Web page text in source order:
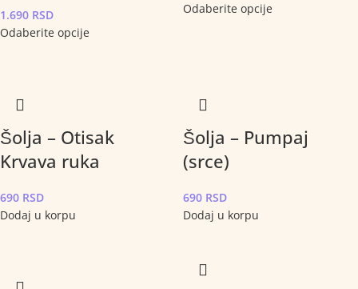
1.690 RSD
Odaberite opcije
Odaberite opcije
Šolja – Otisak
Krvava ruka
690 RSD
Dodaj u korpu
Šolja – Pumpaj
(srce)
690 RSD
Dodaj u korpu